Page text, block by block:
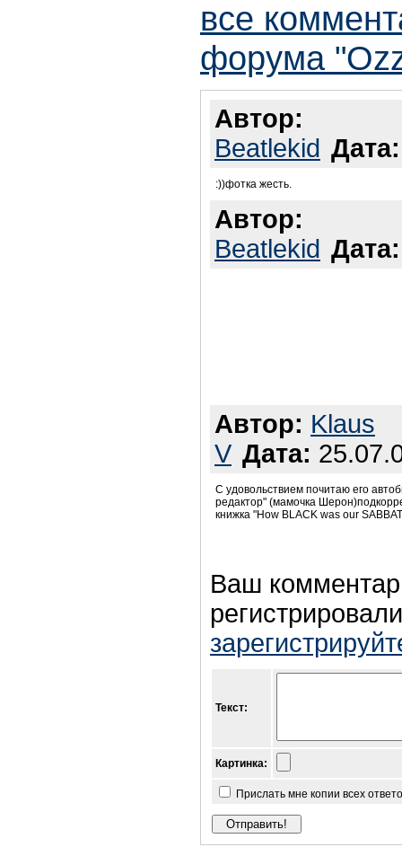
все
форума
Автор:
Beatlekid Дата:
:))фотка жесть.
Автор:
Beatlekid Дата:
Автор: Klaus
V Дата:
С удовольствием почитаю его
редактор" (мамочка
книжка "How BLACK was our
Ваш
Текст:
Картинка:
Прислать мне копии всех